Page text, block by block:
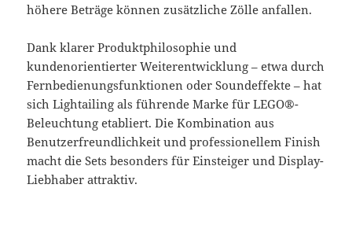
höhere Beträge können zusätzliche Zölle anfallen.
Dank klarer Produktphilosophie und
kundenorientierter Weiterentwicklung – etwa durch
Fernbedienungsfunktionen oder Soundeffekte – hat
sich Lightailing als führende Marke für LEGO®-
Beleuchtung etabliert. Die Kombination aus
Benutzerfreundlichkeit und professionellem Finish
macht die Sets besonders für Einsteiger und Display-
Liebhaber attraktiv.